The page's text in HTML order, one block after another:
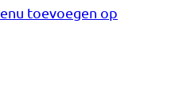
toevoegen op